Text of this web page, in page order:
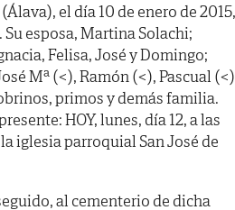
el día 10 de enero de 2015,
Su esposa, Martina Solachi;
Felisa, José y Domingo;
Mª (<), Ramón (<), Pascual
primos y demás familia.
HOY, lunes, día 12, a las
iglesia parroquial San José de
al cementerio de dicha